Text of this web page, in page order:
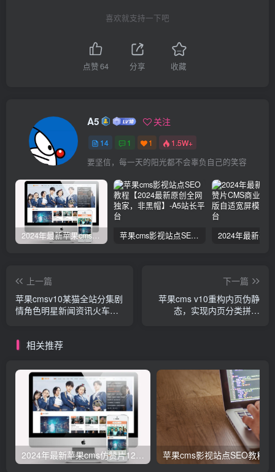
喜欢就支持一下吧
点赞64 分享 收藏
A5 关注
14 1 1 1.5W+
要坚信，每一天的阳光都不会辜负自己的笑容
2024年最新苹果cms仿赞片12号模版全模块 苹果cms影视站点SEO教程【2024最新原创全网独家，非黑帽】
上一篇
苹果cmsv10某猫全站分集剧
情角色明星新闻资讯火车头
下一篇
苹果cms v10重构内页伪静
态，实现内页分类拼音
相关推荐
2024年最新苹果cms仿赞片12号模版全模块